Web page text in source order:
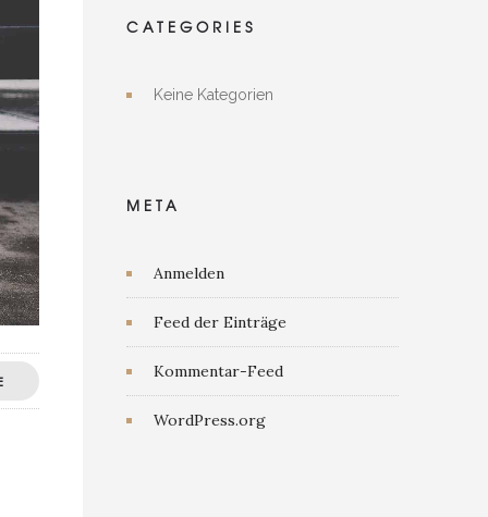
CATE­GO­RIES
Keine Kategorien
META
Anmelden
Feed der Einträge
Kommentar-Feed
WordPress.org